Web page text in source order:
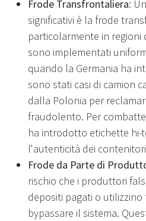
Frode Transfrontaliera:
significativi è la frode
particolarmente in regioni
sono implementati
quando la Germania ha
sono stati casi di camion
dalla Polonia per
fraudolento. Per
ha introdotto etichette hi-
l'autenticità dei
Frode da Parte di
rischio che i produttori
depositi pagati o
bypassare il sistema.